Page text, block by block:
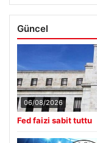
Güncel
06/08/2026
Fed faizi sabit tuttu